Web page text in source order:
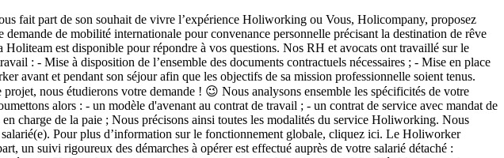
fait part de son souhait de vivre l’expérience Holiworking ou Vous, Holicompany, proposez
de mobilité internationale pour convenance personnelle précisant la destination de rêve
est disponible pour répondre à vos questions. Nos RH et avocats ont travaillé sur le
: - Mise à disposition de l’ensemble des documents contractuels nécessaires ; - Mise en place
avant et pendant son séjour afin que les objectifs de sa mission professionnelle soient tenus.
nous étudierons votre demande ! 😉 Nous analysons ensemble les spécificités de votre
alors : - un modèle d'avenant au contrat de travail ; - un contrat de service avec mandat de
charge de la paie ; Nous précisons ainsi toutes les modalités du service Holiworking. Nous
Pour plus d’information sur le fonctionnement globale, cliquez ici. Le Holiworker
un suivi rigoureux des démarches à opérer est effectué auprès de votre salarié détaché :